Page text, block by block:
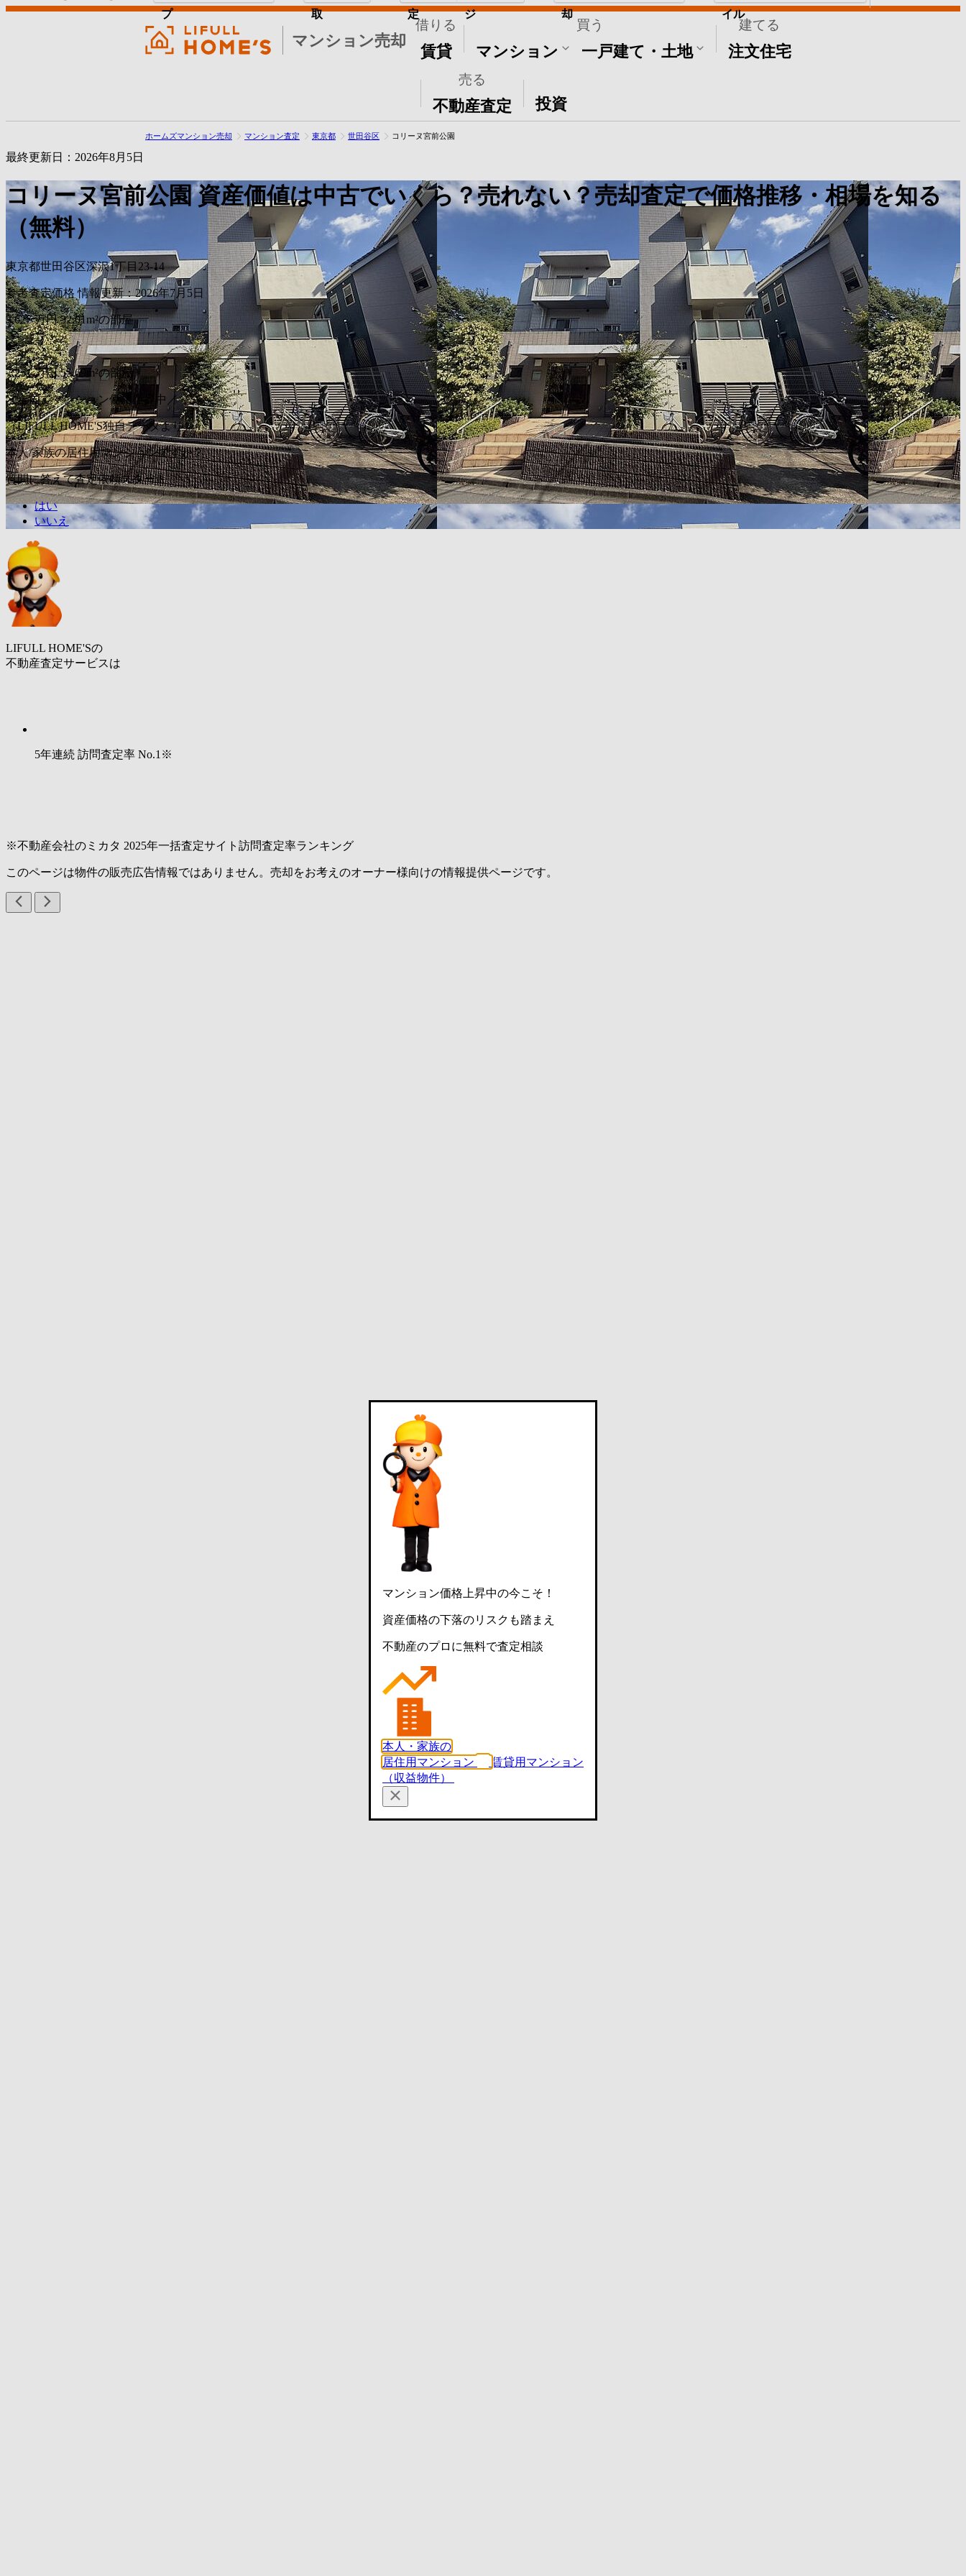
マンション売却
借りる
賃貸
買う
マンション 一戸建て・土地
建てる
注文住宅
売る
不動産査定
その他
投資
プ 取 定 ジ 却 イル
ホームズマンション売却 マンション査定 東京都 世田谷区 コリーヌ宮前公園
最終更新日：2026年8月5日
コリーヌ宮前公園 資産価値は中古でいくら？売れない？売却査定で価格推移・相場を知る
（無料）
東京都世田谷区深沢1丁目23-14
参考査定価格 情報更新：2026年7月5日
3,627 万円 32.01m²の部屋
〜
7,251 万円 55.69m²の部屋
＼全国でマンション価格上昇中／
（LIFULL HOME'S独自データより）
本人/家族の居住用マンションですか？
質問に答えて査定依頼スタート
はい
いいえ
LIFULL HOME'Sの
不動産査定サービスは
5年連続 訪問査定率 No.1 ※
※不動産会社のミカタ 2025年一括査定サイト訪問査定率ランキング
このページは物件の販売広告情報ではありません。売却をお考えのオーナー様向けの情報提供ページです。
マンション価格上昇中の今こそ！
資産価格の下落のリスクも踏まえ
不動産のプロに無料で査定相談
本人・家族の
居住用マンション
賃貸用マンション
（収益物件）